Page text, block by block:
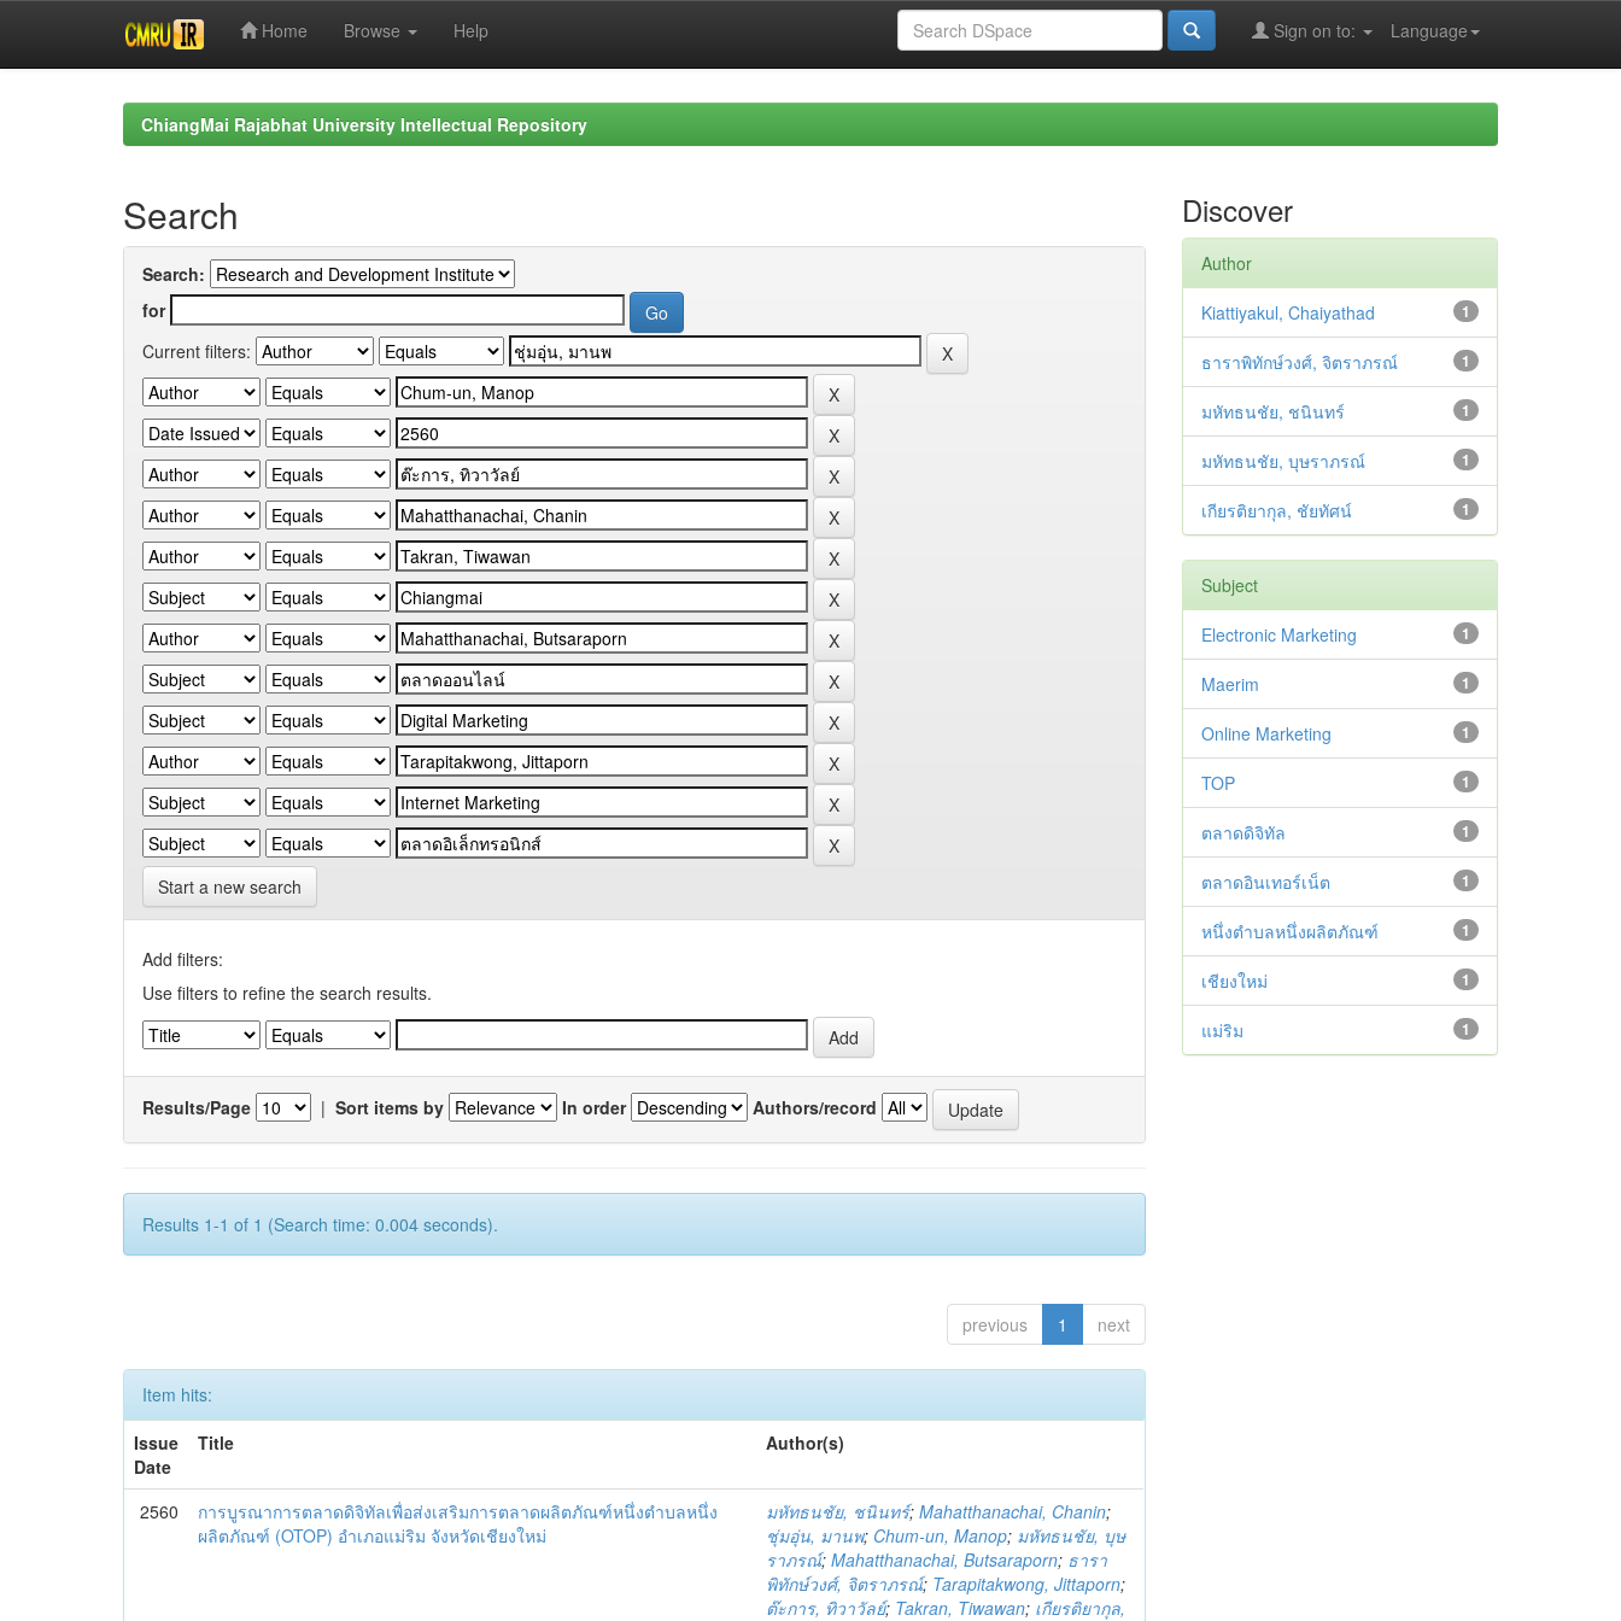
Home Browse Help Language
Sign on to:
ChiangMai Rajabhat University Intellectual Repository
Search
Search:
for
Current filters:
Start a new search
Add filters:
Use filters to refine the search results.
Results/Page | Sort items by In order Authors/record
Results 1-1 of 1 (Search time: 0.004 seconds).
previous 1 next
Item hits:
Issue
Date
Title Author(s)
2560
การบูรณาการตลาดดิจิทัลเพื่อส่งเสริมการตลาดผลิตภัณฑ์หนึ่งตำบลหนึ่ง
ผลิตภัณฑ์ (OTOP) อำเภอแม่ริม จังหวัดเชียงใหม่
มหัทธนชัย, ชนินทร์;Mahatthanachai, Chanin;
ชุ่มอุ่น, มานพ; Chum-un, Manop; มหัทธนชัย, บุษ
ราภรณ์;Mahatthanachai, Butsaraporn; ธารา
พิทักษ์วงศ์, จิตราภรณ์; Tarapitakwong, Jittaporn;
ต๊ะการ, ทิวาวัลย์; Takran, Tiwawan; เกียรติยากุล,
Discover
Author
1
Kiattiyakul, Chaiyathad
1
ธาราพิทักษ์วงศ์, จิตราภรณ์
1
มหัทธนชัย, ชนินทร์
1
มหัทธนชัย, บุษราภรณ์
1
เกียรติยากุล, ชัยทัศน์
Subject
1
Electronic Marketing
1
Maerim
1
Online Marketing
1
TOP
1
ตลาดดิจิทัล
1
ตลาดอินเทอร์เน็ต
1
หนึ่งตำบลหนึ่งผลิตภัณฑ์
1
เชียงใหม่
1
แม่ริม